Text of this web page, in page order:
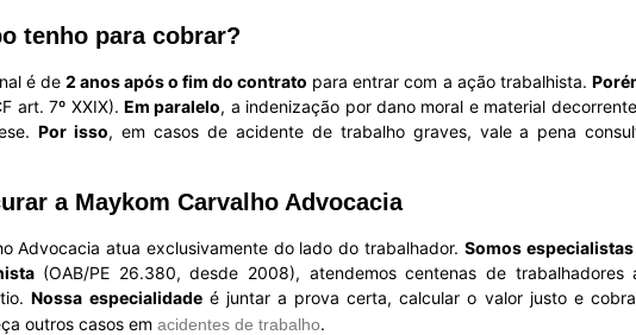
tenho para cobrar?
é de2 anos após o fim do contrato para entrar com a ação trabalhista.
art. 7º XXIX). Em paralelo, a indenização por dano moral e material
Por isso, em casos de acidente de trabalho graves, vale a pena
a Maykom Carvalho Advocacia
Advocacia atua exclusivamente do lado do trabalhador. Somos
(OAB/PE 26.380, desde 2008), atendemos centenas de
Nossa especialidadeé juntar a prova certa, calcular o valor justo e
outros casos em acidentes de trabalho.